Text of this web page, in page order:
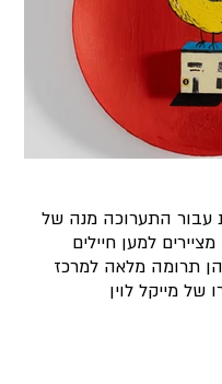
עבור התערוכה מנה של
למען חיילים
תרומה מלאה למרכז